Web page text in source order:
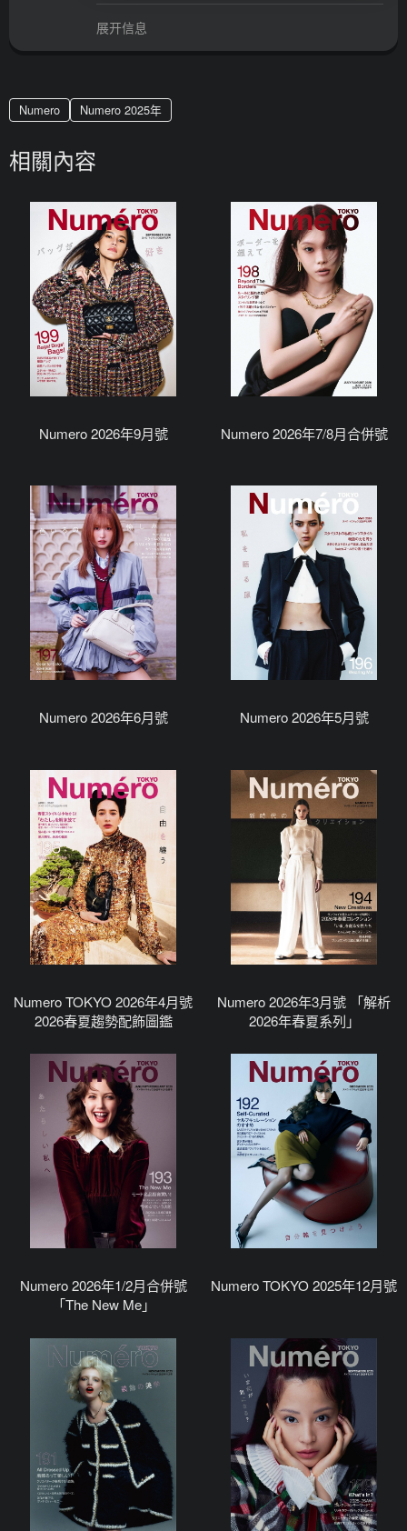
展开信息
Numero Numero 2025年
相關內容
Numero 2026年9月號 Numero 2026年7/8月合併號
Numero 2026年6月號 Numero 2026年5月號
Numero TOKYO 2026年4月號
2026春夏趨勢配飾圖鑑
Numero 2026年3月號 「解析
2026年春夏系列」
Numero 2026年1/2月合併號
「The New Me」
Numero TOKYO 2025年12月號